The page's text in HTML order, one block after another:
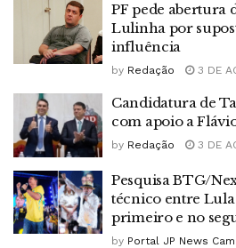
PF pede abertura
Lulinha por
influência
by Redação 3 DE
Candidatura de
com apoio a
by Redação 3 DE
Pesquisa BTG/
técnico entre
primeiro e no
by Portal JP News